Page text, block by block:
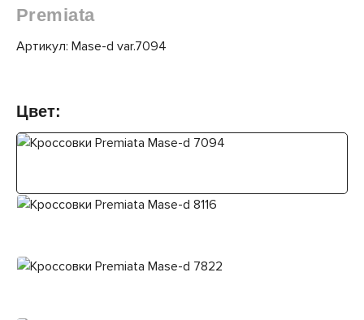
Premiata
Артикул: Mase-d var.7094
Цвет: